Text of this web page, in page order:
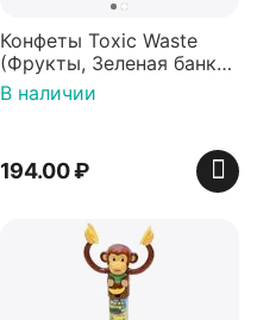
Конфеты Toxic Waste
(Фрукты, Зеленая банка,
42 гр).
В наличии
194.00₽